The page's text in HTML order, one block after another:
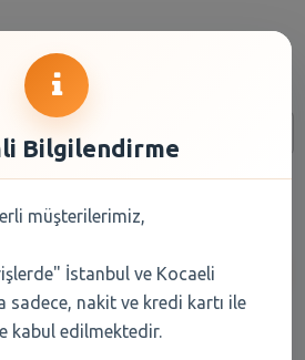
Reyon Seçiniz Marka Seçiniz
Bilgilendirme
müşterilerimiz,
İstanbul ve Kocaeli
sadece, nakit ve kredi kartı ile
kabul edilmektedir.